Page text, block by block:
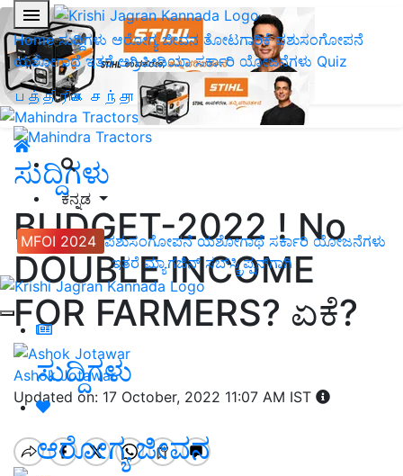
Home ಸುದ್ದಿಗಳು ಆರೋಗ್ಯ ಜೀವನ ತೋಟಗಾರಿಕೆಪಶುಸಂಗೋಪನೆ
ಯಶೋಗಾಥೆ ಇತರೆ ಅಗ್ರಿಪೀಡಿಯಾ ಸರ್ಕಾರಿ ಯೋಜನೆಗಳು Quiz
பத்திரிகை சந்தா
ಕನ್ನಡ
MFOI 2024 ಪಶುಸಂಗೋಪನೆ ಯಶೋಗಾಥೆ ಸರ್ಕಾರಿ ಯೋಜನೆಗಳು
ಇತರೆ ಮ್ಯಾಗಜಿನ್‌ ಸಬ್‌ಸ್ಕ್ರಿಪ್ಷನ್‌ಗಾಗಿ
ಸುದ್ದಿಗಳು
ಆರೋಗ್ಯ ಜೀವನ
ಸುದ್ದಿಗಳು
BUDGET-2022 ! No
DOUBLE INCOME
FOR FARMERS? ಏಕೆ?
Ashok Jotawar
Updated on: 17 October, 2022 11:07 AM IST